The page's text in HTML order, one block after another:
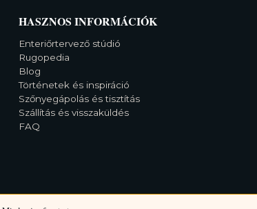
HASZNOS INFORMÁCIÓK
Enteriőrtervező stúdió
Rugopedia
Blog
Történetek és inspiráció
Szőnyegápolás és tisztítás
Szállítás és visszaküldés
FAQ